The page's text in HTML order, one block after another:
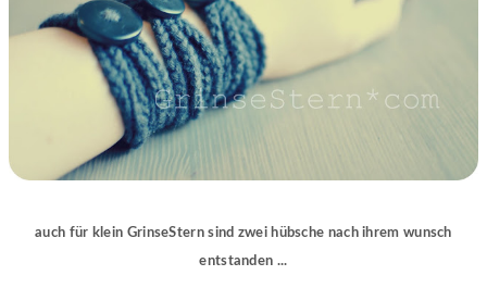
auch für klein GrinseStern sind zwei hübsche nach ihrem wunsch
entstanden ...